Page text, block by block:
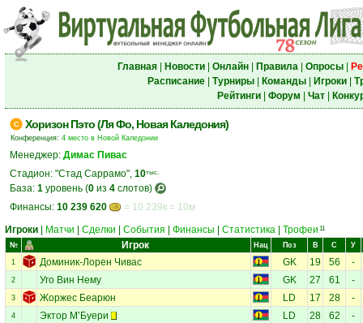
Главная| Новости| Онлайн| Правила| Опросы|
Расписание| Турниры| Команды| Игроки|
Рейтинги| Форум Чат|
Хоризон Пэто (Ля Фо, Новая Каледония)
Конференция: 4 место в Новой Каледонии
Менеджер: Димас Пивас
Стадион: "Стад Саррамо", 10тыс.
База: 1 уровень (0 из 4 слотов)
Финансы: 10 239 620
= 10 239к = 10м
Игроки
Матчи Сделки События Финансы Статистика Трофеи 11
№ Игрок Нац Поз В С У
1 Доминик-Лорен Чивас GK 19 56 -
2 Уго Вин Нему GK 27 61 -
3 Жоржес Беарюн LD 17 28 -
4 Эктор М’Буери LD 28 62 -